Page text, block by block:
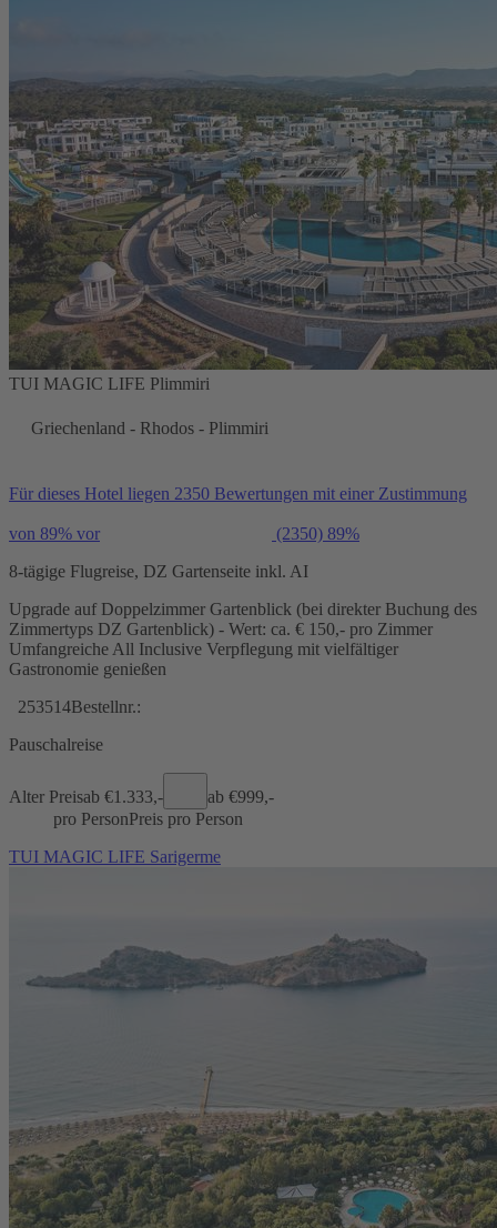
TUI MAGIC LIFE Plimmiri
Griechenland - Rhodos - Plimmiri
Für dieses Hotel liegen 2350 Bewertungen mit einer Zustimmung
von 89% vor (2350) 89%
8-tägige Flugreise, DZ Gartenseite inkl. AI
Upgrade auf Doppelzimmer Gartenblick (bei direkter Buchung des
Zimmertyps DZ Gartenblick) - Wert: ca. € 150,- pro Zimmer
Umfangreiche All Inclusive Verpflegung mit vielfältiger
Gastronomie genießen
253514Bestellnr.:
Pauschalreise
Alter Preisab €1.333,- ab €999,-
pro PersonPreis pro Person
TUI MAGIC LIFE Sarigerme